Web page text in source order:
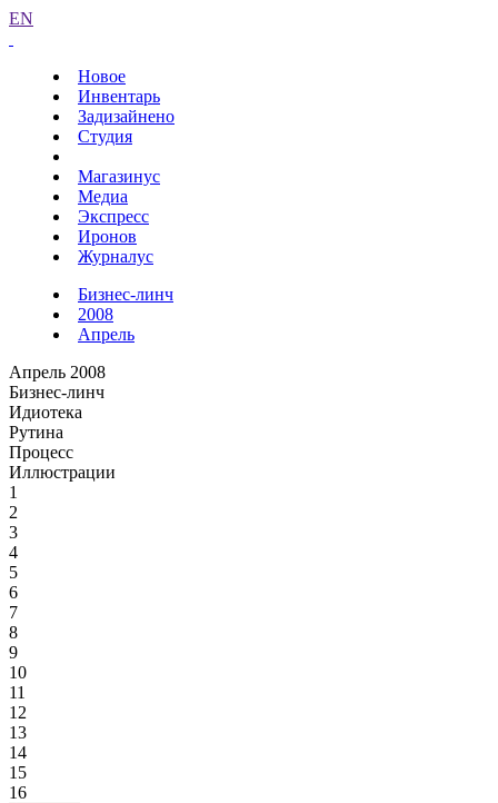
EN
Новое
Инвентарь
Задизайнено
Студия
Магазинус
Медиа
Экспресс
Иронов
Журналус
Бизнес-линч
2008
Апрель
Апрель 2008
Бизнес-линч
Идиотека
Рутина
Процесс
Иллюстрации
1
2
3
4
5
6
7
8
9
10
11
12
13
14
15
16